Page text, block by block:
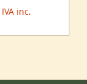
IVA inc.